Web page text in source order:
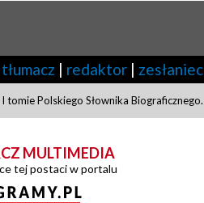
tłumacz | redaktor | zesłaniec
Polskiego Słownika Biograficznego.
MULTIMEDIA
tej postaci w portalu